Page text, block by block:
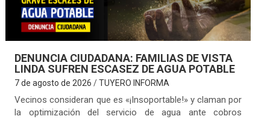
DENUNCIA CIUDADANA: FAMILIAS DE VISTA
LINDA SUFREN ESCASEZ DE AGUA POTABLE
7 de agosto de 2026 TUYERO INFORMA
Vecinos consideran que es «¡Insoportable!» y claman por
la optimización del servicio de agua ante cobros